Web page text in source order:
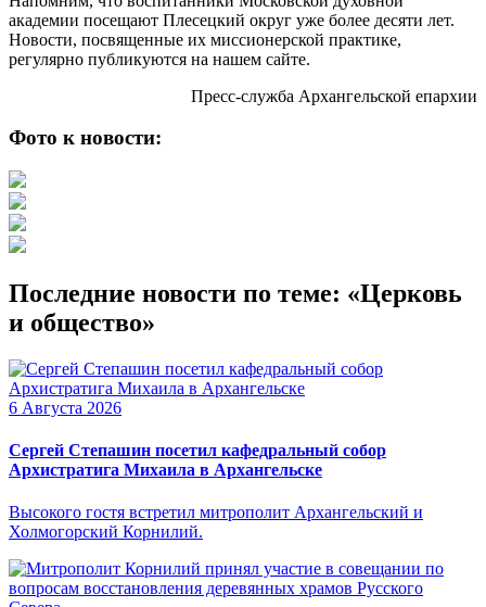
академии посещают Плесецкий округ уже более десяти лет.
Новости, посвященные их миссионерской практике,
регулярно публикуются на нашем сайте.
Пресс-служба Архангельской епархии
Фото к новости:
Последние новости по теме: «Церковь
и общество»
6 Августа 2026
Сергей Степашин посетил кафедральный собор
Архистратига Михаила в Архангельске
Высокого гостя встретил митрополит Архангельский и
Холмогорский Корнилий.